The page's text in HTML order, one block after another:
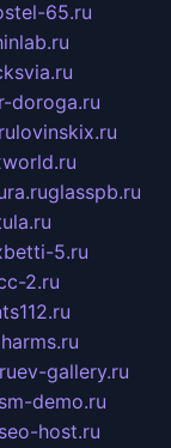
65.ru
doroga.ru
lovinskix.ru
glasspb.ru
5.ru
2.ru
ev-gallery.ru
demo.ru
host.ru